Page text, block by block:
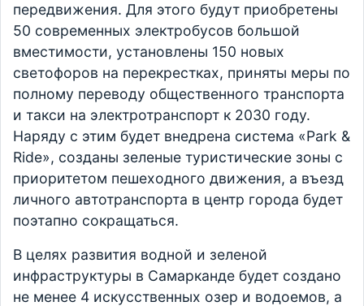
передвижения. Для этого будут приобретены
50 современных электробусов большой
вместимости, установлены 150 новых
светофоров на перекрестках, приняты меры по
полному переводу общественного транспорта
и такси на электротранспорт к 2030 году.
Наряду с этим будет внедрена система «Park &
Ride», созданы зеленые туристические зоны с
приоритетом пешеходного движения, а въезд
личного автотранспорта в центр города будет
поэтапно сокращаться.
В целях развития водной и зеленой
инфраструктуры в Самарканде будет создано
не менее 4 искусственных озер и водоемов, а